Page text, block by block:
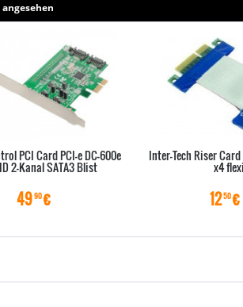
PCI Card PCI-e DC-600e
2-Kanal SATA3 Blist
4990€
Inter-Tech Riser
x4
1250€